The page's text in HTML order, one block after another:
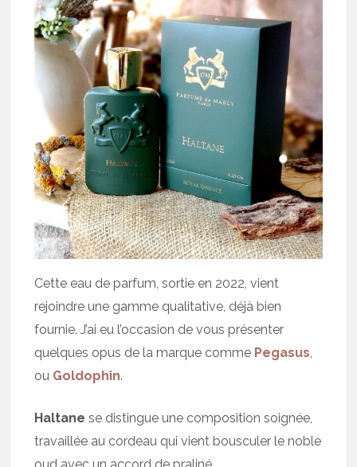
Cette eau de parfum, sortie en 2022, vient
rejoindre une gamme qualitative, déjà bien
fournie. J’ai eu l’occasion de vous présenter
quelques opus de la marque comme Pegasus
ou Goldophin.
Haltane se distingue une composition soignée,
travaillée au cordeau qui vient bousculer le noble
oud avec un accord de praliné.